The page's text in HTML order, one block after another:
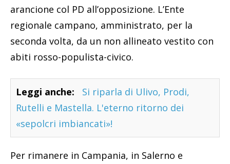
arancione col PD all’opposizione. L’Ente
regionale campano, amministrato, per la
seconda volta, da un non allineato vestito con
abiti rosso-populista-civico.
Leggi anche:
Si riparla di Ulivo, Prodi,
Rutelli e Mastella. L'eterno ritorno dei
«sepolcri imbiancati»!
Per rimanere in Campania, in Salerno e